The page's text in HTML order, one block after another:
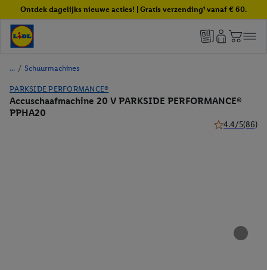
Ontdek dagelijks nieuwe acties! | Gratis verzending¹ vanaf € 60.
/ Schuurmachines
PARKSIDE PERFORMANCE®
Accuschaafmachine 20 V PARKSIDE PERFORMANCE®
PPHA20
4.4/5(86)